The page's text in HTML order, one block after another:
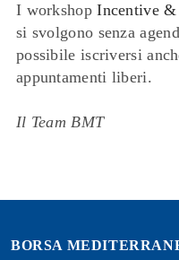
I workshopIncentive &
si svolgono senza
possibile iscriversi
appuntamenti liberi.
Il Team BMT
BORSA